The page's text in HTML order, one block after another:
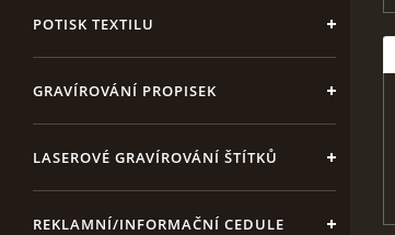
POTISK TEXTILU
GRAVÍROVÁNÍ PROPISEK
LASEROVÉ GRAVÍROVÁNÍ ŠTÍTKŮ
REKLAMNÍ/INFORMAČNÍ CEDULE